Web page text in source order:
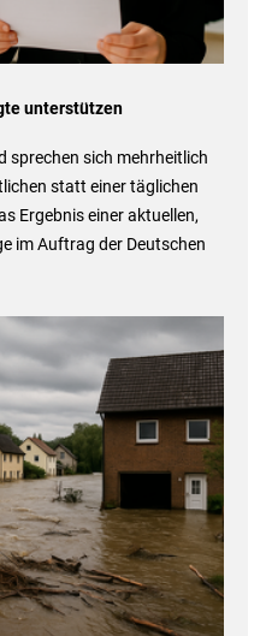
unterstützen
sprechen sich mehrheitlich
statt einer täglichen
Ergebnis einer aktuellen,
im Auftrag der Deutschen